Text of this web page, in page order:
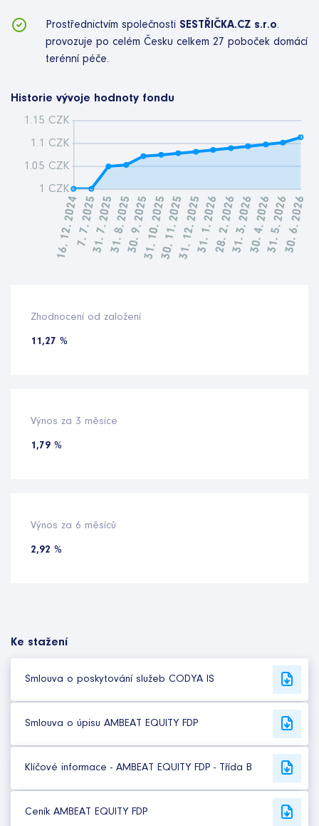
Prostřednictvím společnosti SESTŘIČKA.CZ s.r.o.
provozuje po celém Česku celkem 27 poboček domácí
terénní péče.
Historie vývoje hodnoty fondu
Zhodnocení od založení
11,27 %
Výnos za 3 měsíce
1,79 %
Výnos za 6 měsíců
2,92 %
Ke stažení
Smlouva o poskytování služeb CODYA IS
Smlouva o úpisu AMBEAT EQUITY FDP
Klíčové informace - AMBEAT EQUITY FDP - Třída B
Ceník AMBEAT EQUITY FDP